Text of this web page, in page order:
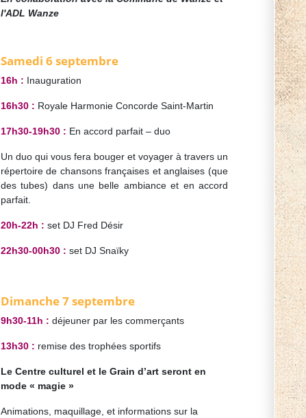
l'ADL Wanze
Samedi 6 septembre
16h : Inauguration
16h30 : Royale Harmonie Concorde Saint-Martin
17h30-19h30 : En accord parfait – duo
Un duo qui vous fera bouger et voyager à travers un
répertoire de chansons françaises et anglaises (que
des tubes) dans une belle ambiance et en accord
parfait.
20h-22h : set DJ Fred Désir
22h30-00h30 : set DJ Snaïky
Dimanche 7 septembre
9h30-11h : déjeuner par les commerçants
13h30 : remise des trophées sportifs
Le Centre culturel et le Grain d’art seront en
mode « magie »
Animations, maquillage, et informations sur la